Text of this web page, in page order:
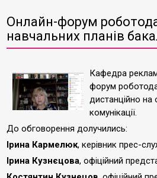
Онлайн-форум
навчальних планів
Кафедра
форум
дистанційно на
комунікації.
До обговорення долучились:
Ірина Кармелюк, керівник прес-
Ірина Кузнєцова, офіційний